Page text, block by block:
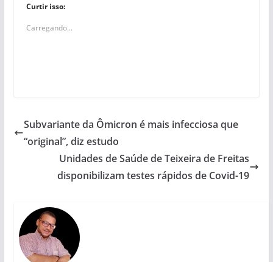
Curtir isso:
Carregando...
Subvariante da Ômicron é mais infecciosa que
“original”, diz estudo
Unidades de Saúde de Teixeira de Freitas
disponibilizam testes rápidos de Covid-19